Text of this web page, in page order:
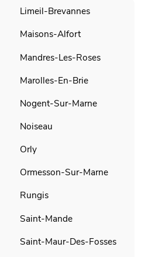
Limeil-Brevannes
Maisons-Alfort
Mandres-Les-Roses
Marolles-En-Brie
Nogent-Sur-Marne
Noiseau
Orly
Ormesson-Sur-Marne
Rungis
Saint-Mande
Saint-Maur-Des-Fosses